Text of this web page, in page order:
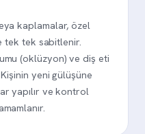
kaplamalar, özel
tek tek sabitlenir.
(oklüzyon) ve diş eti
yeni gülüşüne
yapılır ve kontrol